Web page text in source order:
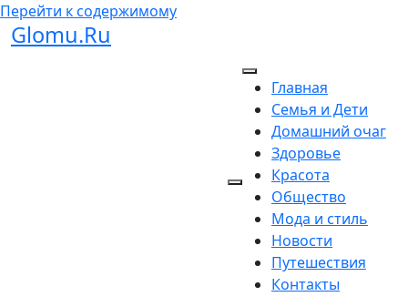
Перейти к содержимому
Glomu.Ru
Главная
Семья и Дети
Домашний очаг
Здоровье
Красота
Общество
Мода и стиль
Новости
Путешествия
Контакты